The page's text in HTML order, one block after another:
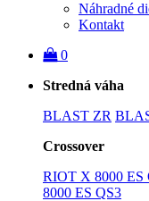
Náhradné
Kontakt
0
Stredná váha
BLAST ZR
Crossover
RIOT X 8000 ES
8000 ES QS3